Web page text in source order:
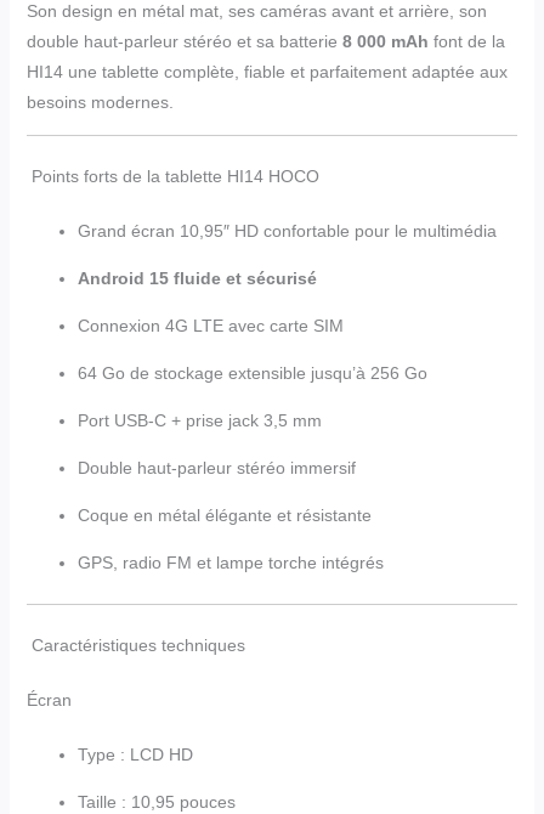
Son design en métal mat, ses caméras avant et arrière, son
double haut-parleur stéréo et sa batterie 8 000 mAh font de la
HI14 une tablette complète, fiable et parfaitement adaptée aux
besoins modernes.
Points forts de la tablette HI14 HOCO
Grand écran 10,95″ HD confortable pour le multimédia
Android 15 fluide et sécurisé
Connexion 4G LTE avec carte SIM
64 Go de stockage extensible jusqu’à 256 Go
Port USB-C + prise jack 3,5 mm
Double haut-parleur stéréo immersif
Coque en métal élégante et résistante
GPS, radio FM et lampe torche intégrés
Caractéristiques techniques
Écran
Type : LCD HD
Taille : 10,95 pouces